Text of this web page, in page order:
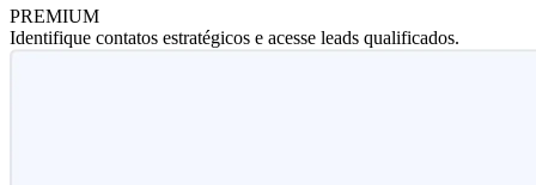
PREMIUM
Identifique contatos estratégicos e acesse leads qualificados.